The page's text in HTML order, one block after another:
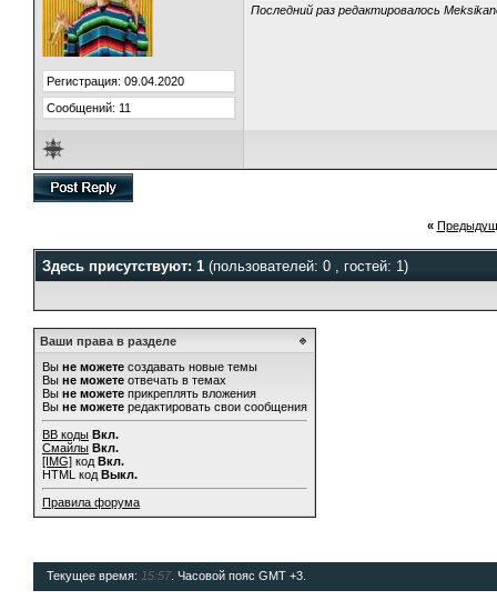
Регистрация: 09.04.2020
Сообщений: 11
Последний раз редактировалось
«
Здесь присутствуют: 1 (пользователей: 0 , гостей: 1)
Ваши права в разделе
Вы не можете создавать новые темы
Вы не можете отвечать в темах
Вы не можете прикреплять вложения
Вы не можете редактировать свои сообщения
BB коды Вкл.
Смайлы Вкл.
[IMG] код Вкл.
HTML код Выкл.
Правила форума
Текущее время: 15:57. Часовой пояс GMT +3.